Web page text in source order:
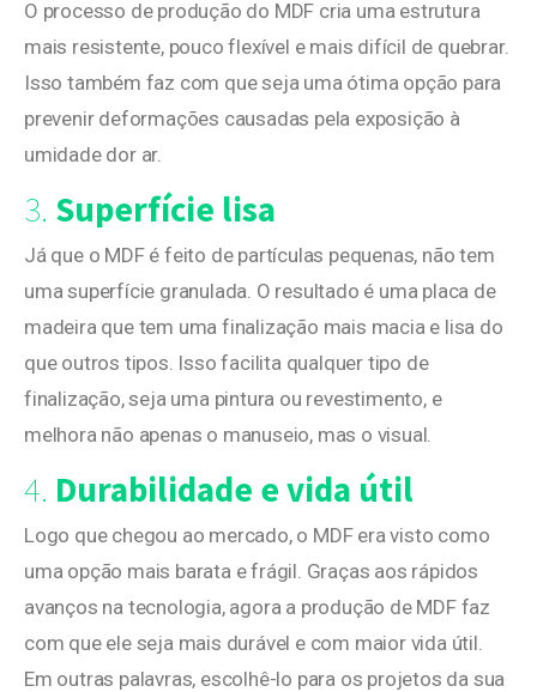
O processo de produção do MDF cria uma estrutura
mais resistente, pouco flexível e mais difícil de quebrar.
Isso também faz com que seja uma ótima opção para
prevenir deformações causadas pela exposição à
umidade dor ar.
3. Superfície lisa
Já que o MDF é feito de partículas pequenas, não tem
uma superfície granulada. O resultado é uma placa de
madeira que tem uma finalização mais macia e lisa do
que outros tipos. Isso facilita qualquer tipo de
finalização, seja uma pintura ou revestimento, e
melhora não apenas o manuseio, mas o visual.
4. Durabilidade e vida útil
Logo que chegou ao mercado, o MDF era visto como
uma opção mais barata e frágil. Graças aos rápidos
avanços na tecnologia, agora a produção de MDF faz
com que ele seja mais durável e com maior vida útil.
Em outras palavras, escolhê-lo para os projetos da sua